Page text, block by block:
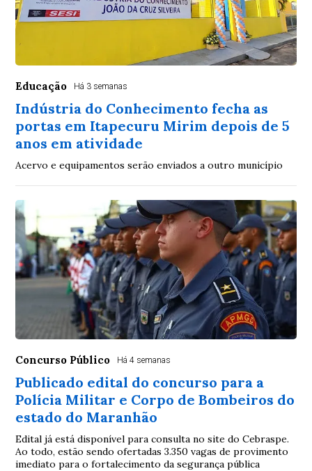
Educação Há 3 semanas
Indústria do Conhecimento fecha as
portas em Itapecuru Mirim depois de 5
anos em atividade
Acervo e equipamentos serão enviados a outro município
Concurso Público Há 4 semanas
Publicado edital do concurso para a
Polícia Militar e Corpo de Bombeiros do
estado do Maranhão
Edital já está disponível para consulta no site do Cebraspe.
Ao todo, estão sendo ofertadas 3.350 vagas de provimento
imediato para o fortalecimento da segurança pública